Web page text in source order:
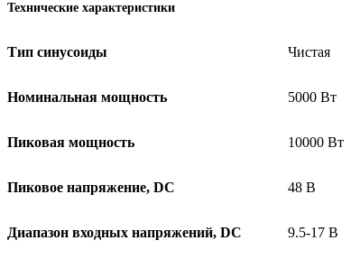
Технические характеристики
Тип синусоиды Чистая
Номинальная мощность 5000 Вт
Пиковая мощность 10000 Вт
Пиковое напряжение, DC 48 В
Диапазон входных напряжений, DC 9.5-17 В